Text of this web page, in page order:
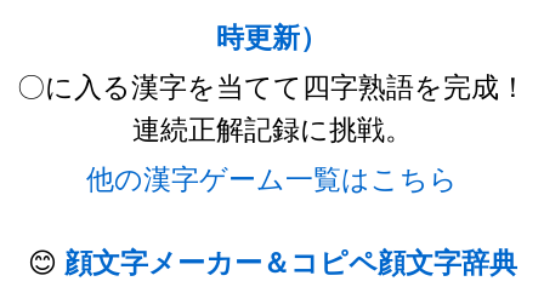
時更新）
〇に入る漢字を当てて四字熟語を完成！
連続正解記録に挑戦。
他の漢字ゲーム一覧はこちら
😊 顔文字メーカー＆コピペ顔文字辞典